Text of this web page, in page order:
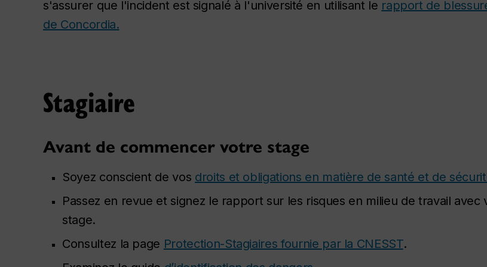
s'assurer que l'incident est signalé à l'université en utilisant le rapport de
de Concordia.
Stagiaire
Avant de commencer votre stage
Soyez conscient de vos droits et obligations en matière de santé et de
Passez en revue et signez le rapport sur les risques en milieu de travail
stage.
Consultez la page Protection-Stagiaires fournie par la CNESST.